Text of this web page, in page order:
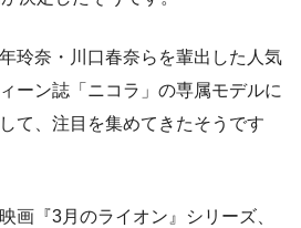
玲奈・川口春奈らを輩出した人気
ーン誌「ニコラ」の専属モデルに
て、注目を集めてきたそうです
映画『3月のライオン』シリーズ、